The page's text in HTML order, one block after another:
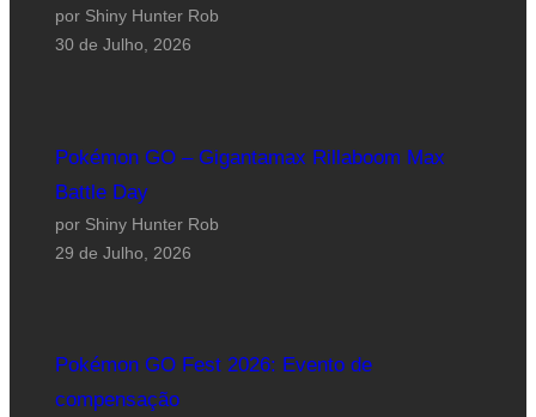
por Shiny Hunter Rob
30 de Julho, 2026
Pokémon GO – Gigantamax Rillaboom Max
Battle Day
por Shiny Hunter Rob
29 de Julho, 2026
Pokémon GO Fest 2026: Evento de
compensação